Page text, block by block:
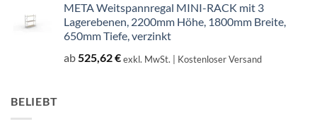
META Weitspannregal MINI-RACK mit 3
Lagerebenen, 2200mm Höhe, 1800mm Breite,
650mm Tiefe, verzinkt
ab525,62€exkl. MwSt. | Kostenloser Versand
BELIEBT